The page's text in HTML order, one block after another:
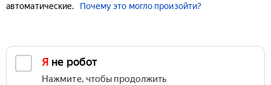
автоматические.
Почему это могло произойти?
Я не робот
Нажмите, чтобы продолжить